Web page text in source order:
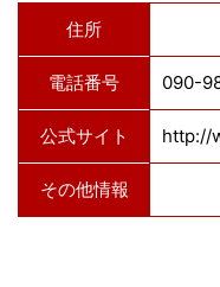
住所
電話番号 090-
公式サイト http://
その他情報